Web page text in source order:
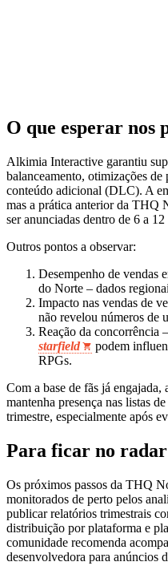
O que esperar nos
Alkimia Interactive garantiu
balanceamento, otimizações
conteúdo adicional (DLC). A
mas a prática anterior da THQ
ser anunciadas dentro de 6 a 12
Outros pontos a observar:
Desempenho de vendas
do Norte – dados
Impacto nas vendas de
não revelou números de
Reação da concorrência
starfield
podem
RPGs.
Com a base de fãs já
mantenha presença nas listas
trimestre, especialmente após
Para ficar no radar
Os próximos passos da THQ
monitorados de perto pelos
publicar relatórios trimestrais
distribuição por plataforma e
comunidade recomenda
desenvolvedora para anúncios